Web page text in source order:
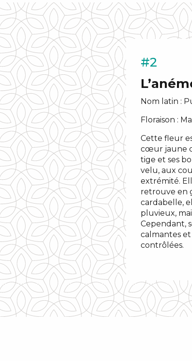
#2
Nom latin :
Floraison :
Cette fleur
cœur jaune
tige et ses
velu, aux
extrémité.
retrouve en
cardabelle,
pluvieux,
Cependant,
calmantes
contrôlées.